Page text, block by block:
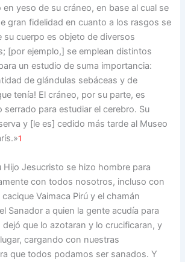
en yeso de su cráneo, en base al cual se
gran fidelidad en cuanto a los rasgos se
su cuerpo es objeto de diversos
[por ejemplo,] se emplean distintos
un estudio de suma importancia:
de glándulas sebáceas y de
tenía! El cráneo, por su parte, es
serrado para estudiar el cerebro. Su
y [le es] cedido más tarde al Museo
1
Hijo Jesucristo se hizo hombre para
con todos nosotros, incluso con
Vaimaca Pirú y el chamán
Sanador a quien la gente acudía para
dejó que lo azotaran y lo crucificaran, y
cargando con nuestras
que todos podamos ser sanados. Y